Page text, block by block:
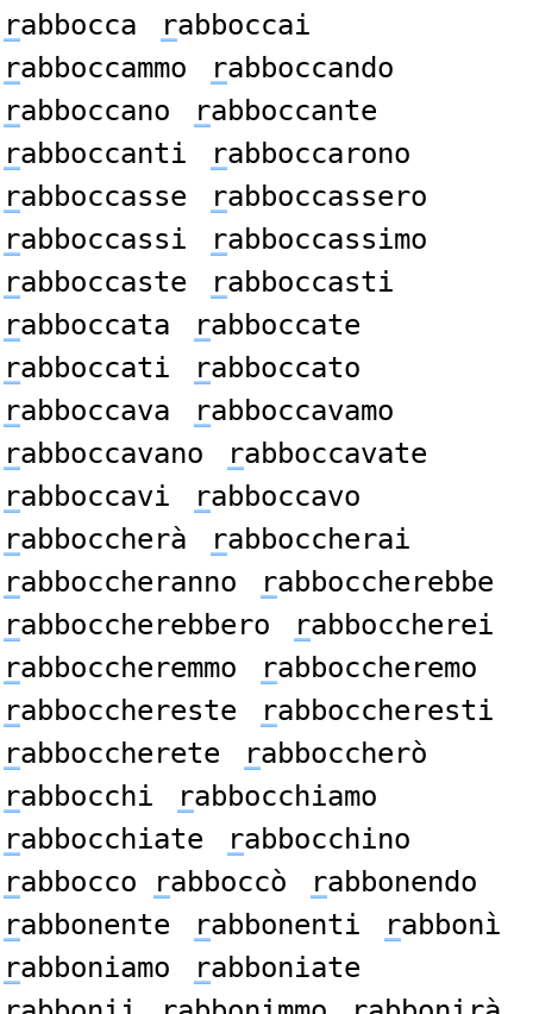
rabbocca rabboccai
rabboccammo rabboccando
rabboccano rabboccante
rabboccanti rabboccarono
rabboccasse rabboccassero
rabboccassi rabboccassimo
rabboccaste rabboccasti
rabboccata rabboccate
rabboccati rabboccato
rabboccava rabboccavamo
rabboccavano rabboccavate
rabboccavi rabboccavo
rabboccherà rabboccherai
rabboccheranno rabboccherebbe
rabboccherebbero rabboccherei
rabboccheremmo rabboccheremo
rabbocchereste rabboccheresti
rabboccherete rabboccherò
rabbocchi rabbocchiamo
rabbocchiate rabbocchino
rabbocco rabboccò rabbonendo
rabbonente rabbonenti rabbonì
rabboniamo rabboniate